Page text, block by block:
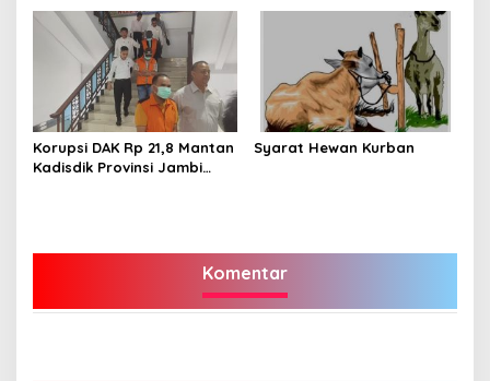
Angkatan ke-V
Korupsi DAK Rp 21,8 Mantan
Kadisdik Provinsi Jambi
Syarat Hewan Kurban
Komentar